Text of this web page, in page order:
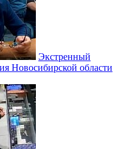
Экстренный
Новосибирской области